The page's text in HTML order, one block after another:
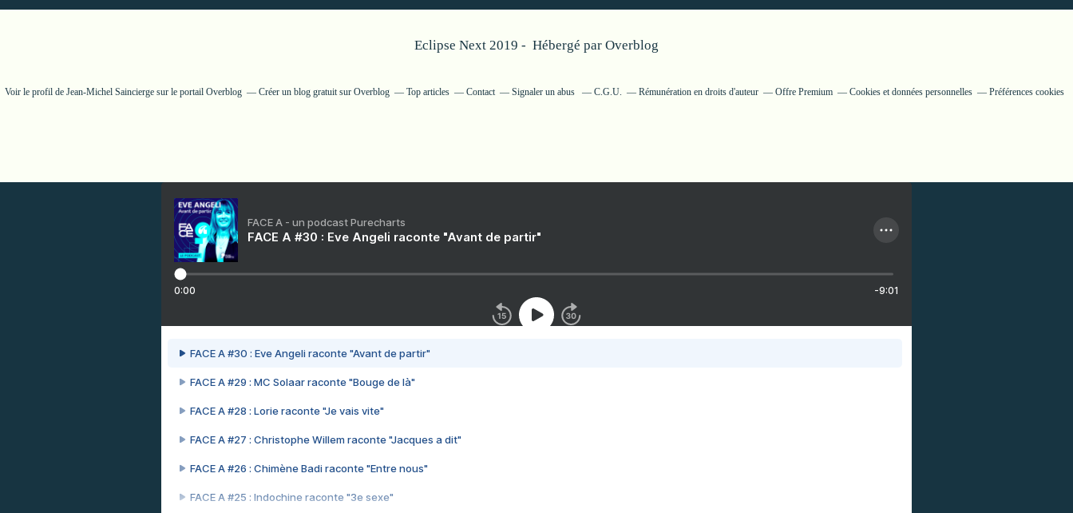
Eclipse Next 2019 - Hébergé par Overblog
Voir le profil de Jean-Michel Sainciergesur le portail Overblog Créer un blog gratuit sur Overblog Top articles Contact Signaler un abus C.G.U. Rémunération en droits d'auteur Offre Premium Cookies et données personnelles Préférences cookies
FACE A - un podcast Purecharts
FACE A #30 : Eve Angeli raconte "Avant de partir"
0:00 -9:01
FACE A #30 : Eve Angeli raconte "Avant de partir"
FACE A #29 : MC Solaar raconte "Bouge de là"
FACE A #28 : Lorie raconte "Je vais vite"
FACE A #27 : Christophe Willem raconte "Jacques a dit"
FACE A #26 : Chimène Badi raconte "Entre nous"
FACE A #25 : Indochine raconte "3e sexe"